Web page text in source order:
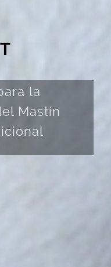
la
Mastín